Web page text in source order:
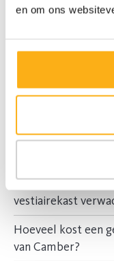
en om ons
Zijn er opties voor
op maat
Welke materialen
Wanneer mag ik
vestiairekast
Hoeveel kost een
van Camber?